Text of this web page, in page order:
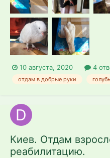
10 августа, 2020 4
отдам в добрые руки голубь
Киев. Отдам
реабилитацию.